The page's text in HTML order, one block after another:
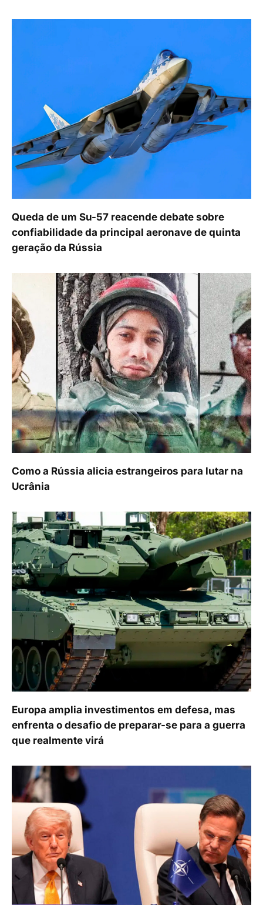
Queda de um Su-57 reacende debate sobre
confiabilidade da principal aeronave de quinta
geração da Rússia
Como a Rússia alicia estrangeiros para lutar na
Ucrânia
Europa amplia investimentos em defesa, mas
enfrenta o desafio de preparar-se para a guerra
que realmente virá